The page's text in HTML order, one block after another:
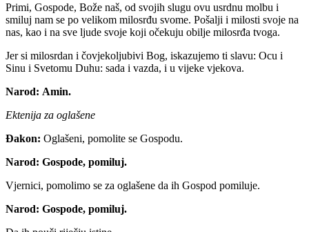
Primi, Gospode, Bože naš, od svojih slugu ovu usrdnu molbu i
smiluj nam se po velikom milosrđu svome. Pošalji i milosti svoje na
nas, kao i na sve ljude svoje koji očekuju obilje milosrđa tvoga.
Jer si milosrdan i čovjekoljubivi Bog, iskazujemo ti slavu: Ocu i
Sinu i Svetomu Duhu: sada i vazda, i u vijeke vjekova.
Narod: Amin.
Ektenija za oglašene
Đakon: Oglašeni, pomolite se Gospodu.
Narod: Gospode, pomiluj.
Vjernici, pomolimo se za oglašene da ih Gospod pomiluje.
Narod: Gospode, pomiluj.